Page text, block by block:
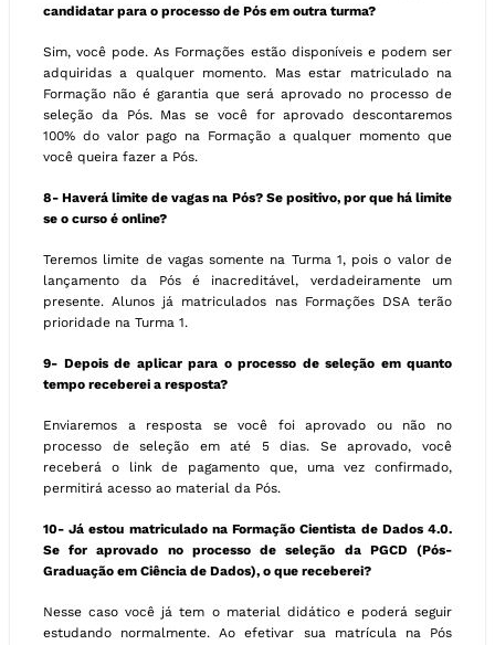
candidatar para o processo de Pós em outra turma?
Sim, você pode. As Formações estão disponíveis e podem ser
adquiridas a qualquer momento. Mas estar matriculado na
Formação não é garantia que será aprovado no processo de
seleção da Pós. Mas se você for aprovado descontaremos
100% do valor pago na Formação a qualquer momento que
você queira fazer a Pós.
8- Haverá limite de vagas na Pós? Se positivo, por que há limite
se o curso é online?
Teremos limite de vagas somente na Turma 1, pois o valor de
lançamento da Pós é inacreditável, verdadeiramente um
presente. Alunos já matriculados nas Formações DSA terão
prioridade na Turma 1.
9- Depois de aplicar para o processo de seleção em quanto
tempo receberei a resposta?
Enviaremos a resposta se você foi aprovado ou não no
processo de seleção em até 5 dias. Se aprovado, você
receberá o link de pagamento que, uma vez confirmado,
permitirá acesso ao material da Pós.
10- Já estou matriculado na Formação Cientista de Dados 4.0.
Se for aprovado no processo de seleção da PGCD (Pós-
Graduação em Ciência de Dados), o que receberei?
Nesse caso você já tem o material didático e poderá seguir
estudando normalmente. Ao efetivar sua matrícula na Pós